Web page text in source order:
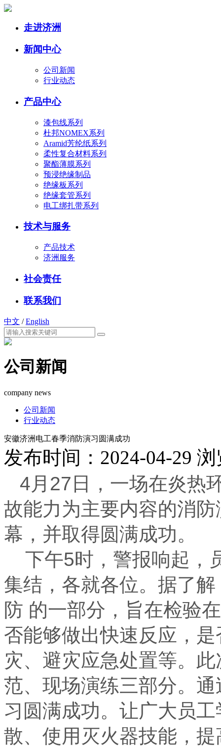
走进济洲
新闻中心
公司新闻
行业动态
产品中心
漆包线系列
杜邦NOMEX系列
Aramid芳纶纸系列
柔性复合材料系列
聚酯薄膜系列
预浸绝缘制品
绝缘板系列
绝缘套管系列
电工绑扎带系列
技术与服务
产品技术
济洲服务
社会责任
联系我们
中文 /English
公司新闻
company news
公司新闻
行业动态
安徽济洲电工春季消防演习圆满成功
发布时间：2024-04-29 浏
4月27日，一场在炎热
故能力为主要内容的消
幕，并取得圆满成功。
下午5时，警报响起，
集结，各就各位。据了
防 的一部分，旨在检验
否能够做出快速反应，
灾、避灾应急处置等。
范、现场演练三部分。
习圆满成功。让广大员
散、使用灭火器技能，